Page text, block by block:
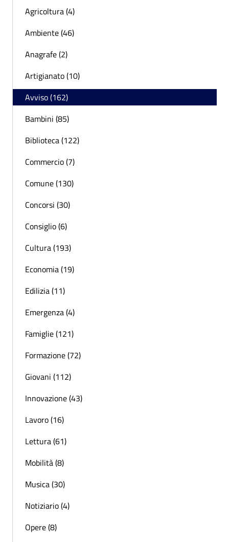
Agricoltura (4)
Ambiente (46)
Anagrafe (2)
Artigianato (10)
Avviso (162)
Bambini (85)
Biblioteca (122)
Commercio (7)
Comune (130)
Concorsi (30)
Consiglio (6)
Cultura (193)
Economia (19)
Edilizia (11)
Emergenza (4)
Famiglie (121)
Formazione (72)
Giovani (112)
Innovazione (43)
Lavoro (16)
Lettura (61)
Mobilità (8)
Musica (30)
Notiziario (4)
Opere (8)